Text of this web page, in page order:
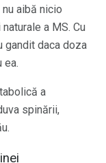
aibă nicio
a MS. Cu
gandit daca doza
ea.
a
spinării,